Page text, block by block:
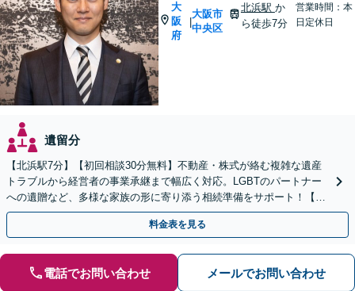
大
阪
府
|
大阪市
中央区
北浜駅 か
ら徒歩7分
営業時間：本
日定休日
遺留分
【北浜駅7分】【初回相談30分無料】不動産・株式が絡む複雑な遺産
トラブルから経営者の事業承継まで幅広く対応。LGBTのパートナー
への遺贈など、多様な家族の形に寄り添う相続準備をサポート！【休
日・夜間も柔軟に対応】
料金表を見る
電話でお問い合わせ メールでお問い合わせ